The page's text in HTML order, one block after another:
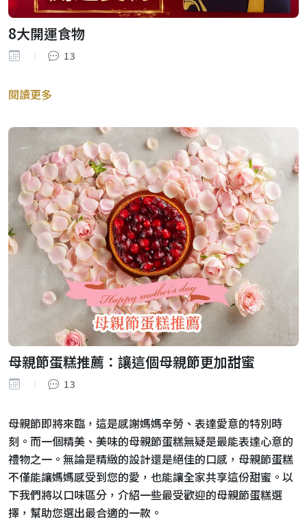
8大開運食物
13
閱讀更多
母親節蛋糕推薦：讓這個母親節更加甜蜜
13
母親節即將來臨，這是感謝媽媽辛勞、表達愛意的特別時
刻。而一個精美、美味的母親節蛋糕無疑是最能表達心意的
禮物之一。無論是精緻的設計還是絕佳的口感，母親節蛋糕
不僅能讓媽媽感受到您的愛，也能讓全家共享這份甜蜜。以
下我們將以口味區分，介紹一些最受歡迎的母親節蛋糕選
擇，幫助您選出最合適的一款。